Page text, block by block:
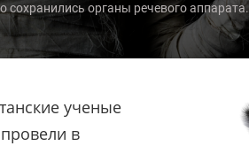
органы речевого аппарата.
ученые
в